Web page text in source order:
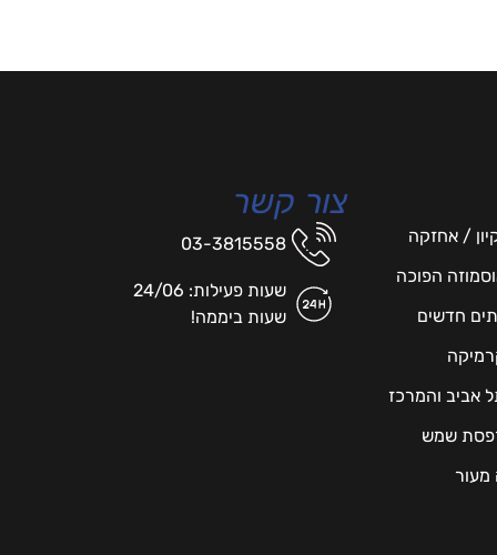
/ אחזקה
הפוכה
חדשים
אביב והמרכז
שמש
מעור
צור קשר
03-3815558
שעות פעילות: 24/06
שעות ביממה!